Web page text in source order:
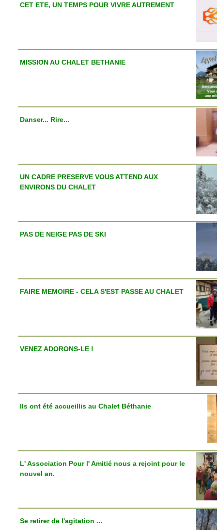
CET ETE, UN TEMPS POUR VIVRE AUTREMENT
MISSION AU CHALET BETHANIE
Danser... Rire...
UN CADRE PRESERVE VOUS ATTEND AUX
ENVIRONS DU CHALET
PAS DE NEIGE PAS DE SKI
FAIRE MEMOIRE - CELA S'EST PASSE AU CHALET
VENEZ ADORONS-LE !
Ils ont été accueillis au Chalet Béthanie
L' Association Pour l' Amitié nous a rejoint pour le
nouvel an.
Se retirer de l'agitation ...